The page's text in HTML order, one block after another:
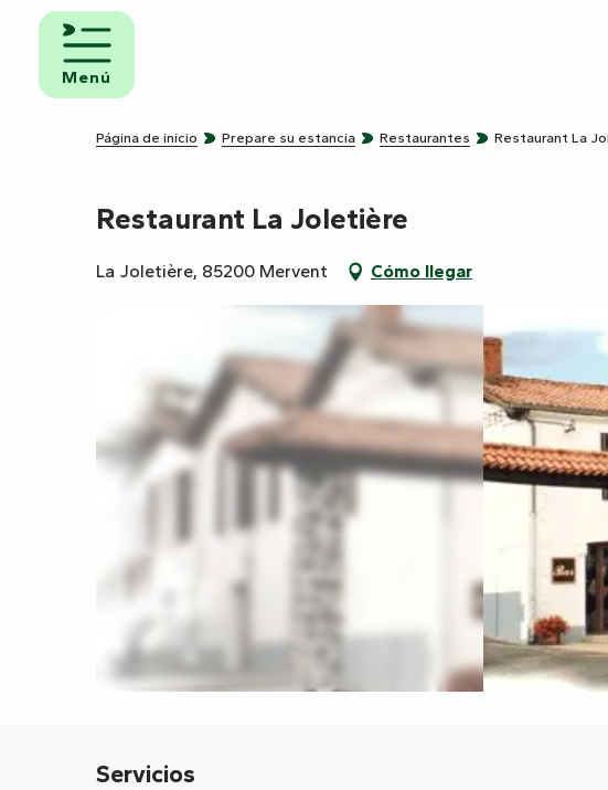
contenu
principal
Menú
Página de inicio Prepare su estancia Restaurantes Restaurant La
Restaurant La Joletière
La Joletière, 85200 Mervent Cómo llegar
Servicios